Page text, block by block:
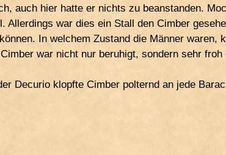
auch hier hatte er nichts zu beanstanden.
Allerdings war dies ein Stall den Cimber
In welchem Zustand die Männer waren,
war nicht nur beruhigt, sondern sehr froh
Decurio klopfte Cimber polternd an jede